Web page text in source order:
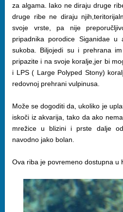
za algama. Iako ne diraju druge
druge ribe ne diraju
svoje vrste, pa nije
pripadnika porodice Siganidae
sukoba. Biljojedi su i prehrana
pripazite i na svoje koralje,jer bi
i LPS ( Large Polyped Stony)
redovnoj prehrani vulpinusa.
Može se dogoditi da, ukoliko je
iskoči iz akvarija, tako da ako
mrežice u blizini i prste dalje
navodno jako bolan.
Ova riba je povremeno dostupna u